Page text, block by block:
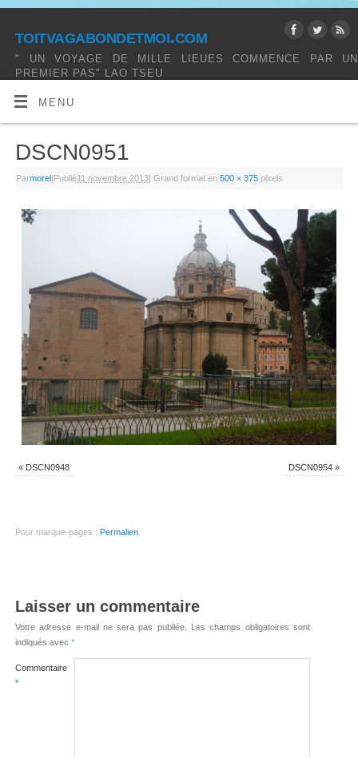
toitvagabondetmoi.com
" UN VOYAGE DE MILLE LIEUES COMMENCE PAR UN
PREMIER PAS" LAO TSEU
MENU
DSCN0951
Parmorel|Publié11 novembre 2013| Grand format en 500 × 375pixels
« DSCN0948 DSCN0954 »
Pour marque-pages : Permalien.
Laisser un commentaire
Votre adresse e-mail ne sera pas publiée.
Les champs obligatoires sont
indiqués avec *
Commentaire
*